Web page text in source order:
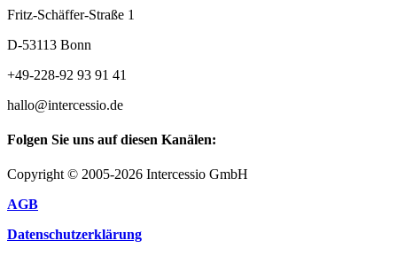
Fritz-Schäffer-Straße 1
D-53113 Bonn
+49-228-92 93 91 41
hallo@intercessio.de
Folgen Sie uns auf diesen Kanälen:
Copyright © 2005-2026 Intercessio GmbH
AGB
Datenschutzerklärung